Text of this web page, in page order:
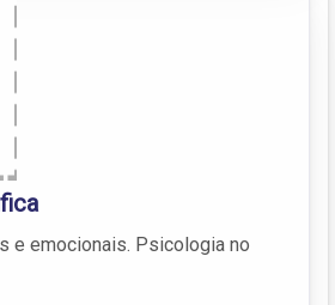
e emocionais. Psicologia no